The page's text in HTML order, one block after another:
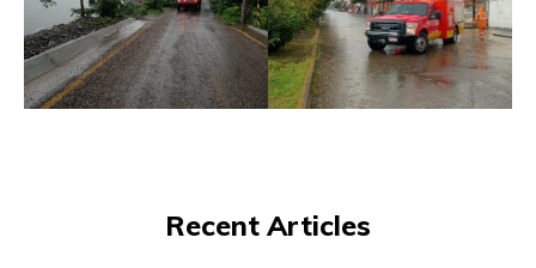
Recent Articles